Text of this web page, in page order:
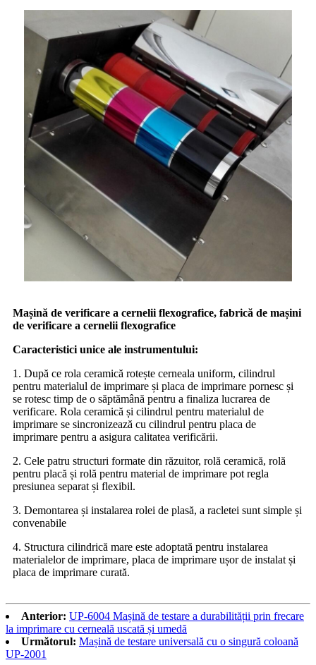
Mașină de verificare a cernelii flexografice, fabrică de mașini
de verificare a cernelii flexografice
Caracteristici unice ale instrumentului:
1. După ce rola ceramică rotește cerneala uniform, cilindrul
pentru materialul de imprimare și placa de imprimare pornesc și
se rotesc timp de o săptămână pentru a finaliza lucrarea de
verificare. Rola ceramică și cilindrul pentru materialul de
imprimare se sincronizează cu cilindrul pentru placa de
imprimare pentru a asigura calitatea verificării.
2. Cele patru structuri formate din răzuitor, rolă ceramică, rolă
pentru placă și rolă pentru material de imprimare pot regla
presiunea separat și flexibil.
3. Demontarea și instalarea rolei de plasă, a racletei sunt simple și
convenabile
4. Structura cilindrică mare este adoptată pentru instalarea
materialelor de imprimare, placa de imprimare ușor de instalat și
placa de imprimare curată.
Anterior: UP-6004 Mașină de testare a durabilității prin frecare
la imprimare cu cerneală uscată și umedă
Următorul: Mașină de testare universală cu o singură coloană
UP-2001